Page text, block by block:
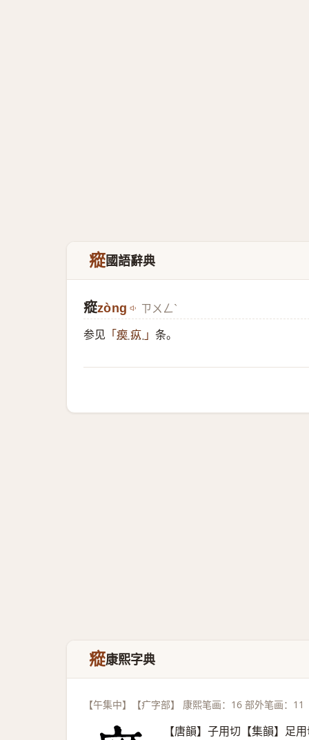
瘲國語辭典
瘲zòng ㄗㄨㄥˋ
参见 「 瘈 疭 」 条。
瘲康熙字典
【午集中】【疒字部】 康熙笔画：16 部外笔画：11
【唐韻】子用切【集韻】足